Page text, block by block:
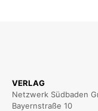
VERLAG
Netzwerk Südbaden
Bayernstraße 10